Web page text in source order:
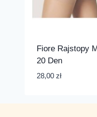
Fiore Rajstopy
20 Den
28,00 zł